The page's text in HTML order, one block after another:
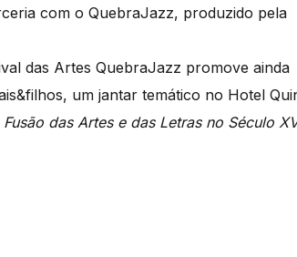
com o QuebraJazz, produzido pela
das Artes QuebraJazz promove ainda
um jantar temático no Hotel
das Artes e das Letras no Século